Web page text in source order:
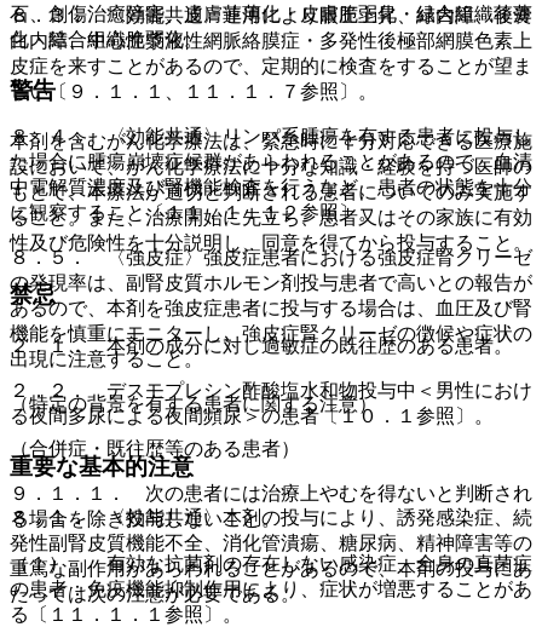
８．３． 〈効能共通〉連用により眼圧上昇、緑内障、後嚢
白内障、中心性漿液性網脈絡膜症・多発性後極部網膜色素上
皮症を来すことがあるので、定期的に検査をすることが望ま
しい〔９．１．１、１１．１．７参照〕。
８．４． 〈効能共通〉リンパ系腫瘍を有する患者に投与し
た場合に腫瘍崩壊症候群があらわれることがあるので、血清
中電解質濃度及び腎機能検査を行うなど、患者の状態を十分
に観察すること〔１１．１．１２参照〕。
８．５． 〈強皮症〉強皮症患者における強皮症腎クリーゼ
の発現率は、副腎皮質ホルモン剤投与患者で高いとの報告が
あるので、本剤を強皮症患者に投与する場合は、血圧及び腎
機能を慎重にモニターし、強皮症腎クリーゼの徴候や症状の
出現に注意すること。
（特定の背景を有する患者に関する注意）
（合併症・既往歴等のある患者）
９．１．１． 次の患者には治療上やむを得ないと判断され
る場合を除き投与しないこと。
（１）． 有効な抗菌剤の存在しない感染症、全身の真菌症
の患者：免疫機能抑制作用により、症状が増悪することがあ
る〔１１．１．１参照〕。
石、創傷治癒障害、皮膚菲薄化・皮膚脆弱化・結合組織菲薄
化・結合組織脆弱化。
警告
本剤を含むがん化学療法は、緊急時に十分対応できる医療施
設において、がん化学療法に十分な知識・経験を持つ医師の
もとで、本療法が適切と判断される患者についてのみ実施す
ること。また、治療開始に先立ち、患者又はその家族に有効
性及び危険性を十分説明し、同意を得てから投与すること。
禁忌
２．１． 本剤の成分に対し過敏症の既往歴のある患者。
２．２． デスモプレシン酢酸塩水和物投与中＜男性におけ
る夜間多尿による夜間頻尿＞の患者〔１０．１参照〕。
重要な基本的注意
８．１． 〈効能共通〉本剤の投与により、誘発感染症、続
発性副腎皮質機能不全、消化管潰瘍、糖尿病、精神障害等の
重篤な副作用があらわれることがあるので、本剤の投与にあ
たっては次の注意が必要である。